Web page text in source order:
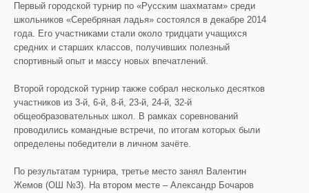
Первый городской турнир по «Русским шахматам» среди
школьников «Серебряная ладья» состоялся в декабре 2014
года. Его участниками стали около тридцати учащихся
средних и старших классов, получивших полезный
спортивный опыт и массу новых впечатлений.
Второй городской турнир также собрал несколько десятков
участников из 3-й, 6-й, 8-й, 23-й, 24-й, 32-й
общеобразовательных школ. В рамках соревнований
проводились командные встречи, по итогам которых были
определены победители в личном зачёте.
По результатам турнира, третье место занял Валентин
Жемов (ОШ №3). На втором месте – Александр Бочаров